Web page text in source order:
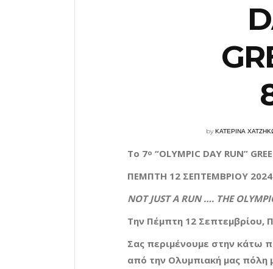
byΚΑΤΕΡΙΝΑ
Το 7ο “OLYMPIC DAY RUN” G
ΠΕΜΠΤΗ 12 ΣΕΠΤΕΜΒΡΙΟΥ 2024
NOTJUSTA RUN…. THE O
Την Πέμπτη 12 Σεπτεμβρίου,
Σας περιμένουμε στην κάτω
από την Ολυμπιακή μας πόλη